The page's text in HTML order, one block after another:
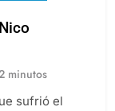
minutos
sufrió el